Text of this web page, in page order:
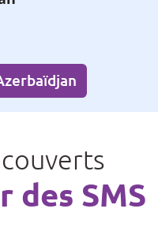
des SMS